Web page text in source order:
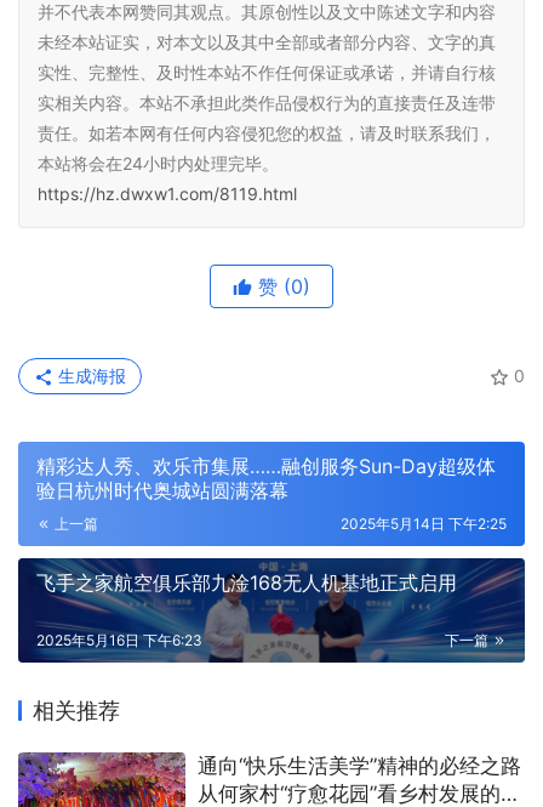
并不代表本网赞同其观点。其原创性以及文中陈述文字和内容
未经本站证实，对本文以及其中全部或者部分内容、文字的真
实性、完整性、及时性本站不作任何保证或承诺，并请自行核
实相关内容。本站不承担此类作品侵权行为的直接责任及连带
责任。如若本网有任何内容侵犯您的权益，请及时联系我们，
本站将会在24小时内处理完毕。
https://hz.dwxw1.com/8119.html
赞 (0)
0
生成海报
精彩达人秀、欢乐市集展……融创服务Sun-Day超级体
验日杭州时代奥城站圆满落幕
上一篇 2025年5月14日 下午2:25
飞手之家航空俱乐部九淦168无人机基地正式启用
下一篇
2025年5月16日 下午6:23
相关推荐
通向“快乐生活美学”精神的必经之路
从何家村“疗愈花园”看乡村发展的精